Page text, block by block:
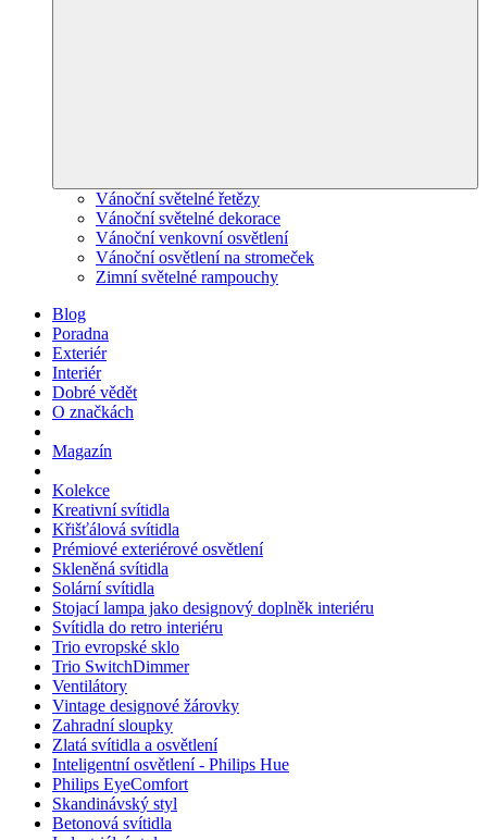
Vánoční světelné řetězy
Vánoční světelné dekorace
Vánoční venkovní osvětlení
Vánoční osvětlení na stromeček
Zimní světelné rampouchy
Blog
Poradna
Exteriér
Interiér
Dobré vědět
O značkách
Magazín
Kolekce
Kreativní svítidla
Křišťálová svítidla
Prémiové exteriérové osvětlení
Skleněná svítidla
Solární svítidla
Stojací lampa jako designový doplněk interiéru
Svítidla do retro interiéru
Trio evropské sklo
Trio SwitchDimmer
Ventilátory
Vintage designové žárovky
Zahradní sloupky
Zlatá svítidla a osvětlení
Inteligentní osvětlení - Philips Hue
Philips EyeComfort
Skandinávský styl
Betonová svítidla